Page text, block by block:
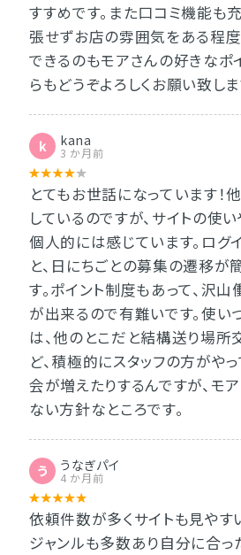
すすめです。また口コミ機能も
張せずお店の雰囲気をある程
できるのもモアさんの好きなポ
らもどうぞよろしくお願い致しま
k kana
3 か月前
とてもお世話になっています！
しているのですが、サイトの使
個人的には感じています。ログ
と、日にちごとの募集の遷移が
す。ポイント制度もあって、沢山
が出来るので有難いです。使い
は、他のとこだと結構送り場
ど、積極的にスタッフの方がや
会が増えたりするんですが、モ
ない方針なところです。
う うなぎパイ
4 か月前
依頼件数が多くサイトも見やす
ジャンルも多数あり自分に合